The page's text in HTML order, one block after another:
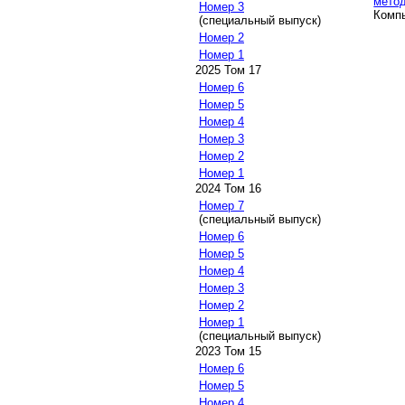
Номер 3
(специальный выпуск)
Номер 2
Номер 1
2025 Том 17
Номер 6
Номер 5
Номер 4
Номер 3
Номер 2
Номер 1
2024 Том 16
Номер 7
(специальный выпуск)
Номер 6
Номер 5
Номер 4
Номер 3
Номер 2
Номер 1
(специальный выпуск)
2023 Том 15
Номер 6
Номер 5